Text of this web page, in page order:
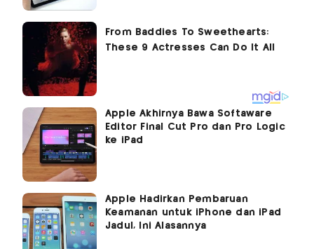
Apple Akhirnya Bawa Softaware
Editor Final Cut Pro dan Pro Logic
ke iPad
Apple Hadirkan Pembaruan
Keamanan untuk iPhone dan iPad
Jadul, Ini Alasannya